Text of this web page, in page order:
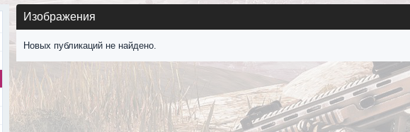
Изображения
Новых публикаций не найдено.